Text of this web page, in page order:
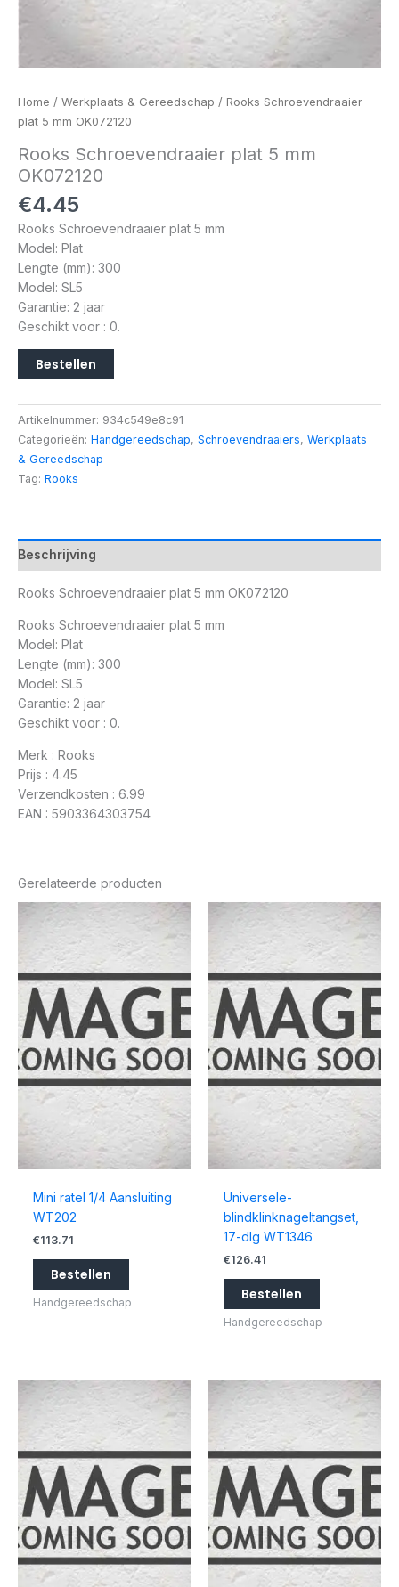
Home / Werkplaats & Gereedschap / Rooks Schroevendraaier
plat 5 mm OK072120
Rooks Schroevendraaier plat 5 mm
OK072120
€4.45
Rooks Schroevendraaier plat 5 mm
Model: Plat
Lengte (mm): 300
Model: SL5
Garantie: 2 jaar
Geschikt voor : 0.
Bestellen
Artikelnummer: 934c549e8c91
Categorieën: Handgereedschap, Schroevendraaiers, Werkplaats
& Gereedschap
Tag: Rooks
Beschrijving
Rooks Schroevendraaier plat 5 mm OK072120
Rooks Schroevendraaier plat 5 mm
Model: Plat
Lengte (mm): 300
Model: SL5
Garantie: 2 jaar
Geschikt voor : 0.
Merk : Rooks
Prijs : 4.45
Verzendkosten : 6.99
EAN : 5903364303754
Gerelateerde producten
Mini ratel 1/4 Aansluiting
WT202
€113.71
Bestellen
Handgereedschap
Universele-
blindklinknageltangset,
17-dlg WT1346
€126.41
Bestellen
Handgereedschap